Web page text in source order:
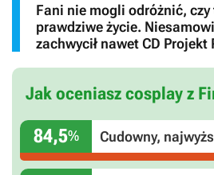
Fani nie mogli odróżnić,
prawdziwe życie.
zachwycił nawet CD Projekt
Jak oceniasz cosplay z
84,5% Cudowny,